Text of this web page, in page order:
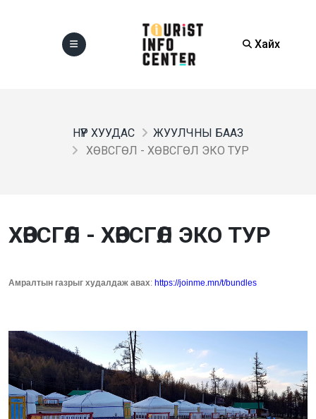
Хайх
НҮҮР ХУУДАС
ЖУУЛЧНЫ БААЗ
ХӨВСГӨЛ - ХӨВСГӨЛ ЭКО ТУР
ХӨВСГӨЛ - ХӨВСГӨЛ ЭКО ТУР
Амралтын газрыг худалдаж авах: https://joinme.mn/t/bundles